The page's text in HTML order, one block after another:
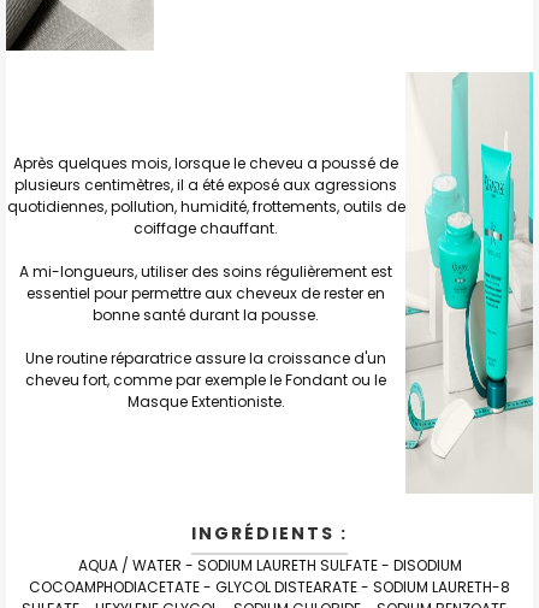
Après quelques mois, lorsque le cheveu a poussé de
plusieurs centimètres, il a été exposé aux agressions
quotidiennes, pollution, humidité, frottements, outils de
coiffage chauffant.
A mi-longueurs, utiliser des soins régulièrement est
essentiel pour permettre aux cheveux de rester en
bonne santé durant la pousse.
Une routine réparatrice assure la croissance d'un
cheveu fort, comme par exemple le Fondant ou le
Masque Extentioniste.
INGRÉDIENTS :
AQUA / WATER - SODIUM LAURETH SULFATE - DISODIUM
COCOAMPHODIACETATE - GLYCOL DISTEARATE - SODIUM LAURETH-8